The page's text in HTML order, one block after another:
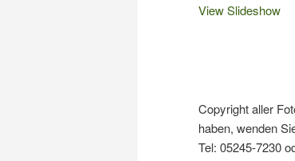
View Slideshow
Copyright aller
haben, wenden
Tel: 05245-7230